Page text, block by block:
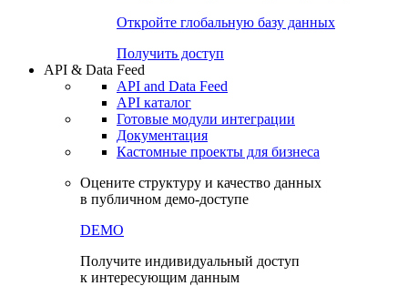
Откройте глобальную базу данных
Получить доступ
API & Data Feed
API and Data Feed
API каталог
Готовые модули интеграции
Документация
Кастомные проекты для бизнеса
Оцените структуру и качество данных
в публичном демо-доступе
DEMO
Получите индивидуальный доступ
к интересующим данным